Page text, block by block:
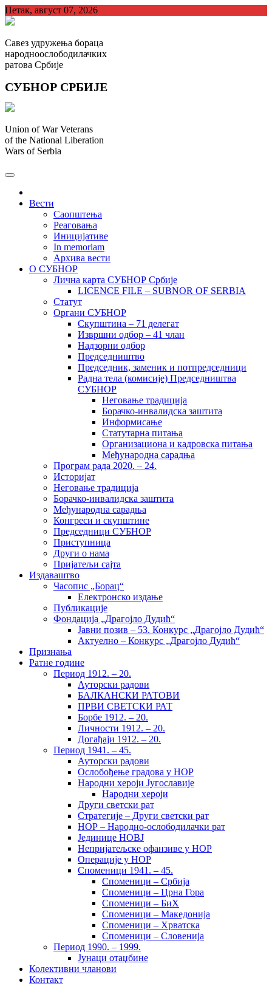
Skip
to
Петак, август 07, 2026
Савез удружења бораца
народноослободилачких
ратова Србије
СУБНОР СРБИЈЕ
Union of War Veterans
of the National Liberation
Wars of Serbia
Вести
Саопштења
Реаговања
Иницијативе
In memoriam
Архива вести
О СУБНОР
Лична карта СУБНОР Србије
LICENCE FILE – SUBNOR OF SERBIA
Статут
Органи СУБНОР
Скупштина – 71 делегат
Извршни одбор – 41 члан
Надзорни одбор
Председништво
Председник, заменик и потпредседници
Радна тела (комисије) Председништва
СУБНОР
Неговање традиција
Борачко-инвалидска заштита
Информисање
Статутарна питања
Организациона и кадровска питања
Међународна сарадња
Програм рада 2020. – 24.
Историјат
Неговање традиција
Борачко-инвалидска заштита
Међународна сарадња
Конгреси и скупштине
Председници СУБНОР
Приступница
Други о нама
Пријатељи сајта
Издаваштво
Часопис „Борац“
Електронско издање
Публикације
Фондација „Драгојло Дудић“
Јавни позив – 53. Конкурс „Драгојло Дудић“
Актуелно – Конкурс „Драгојло Дудић“
Признања
Ратне године
Период 1912. – 20.
Ауторски радови
БАЛКАНСКИ РАТОВИ
ПРВИ СВЕТСКИ РАТ
Борбе 1912. – 20.
Личности 1912. – 20.
Догађаји 1912. – 20.
Период 1941. – 45.
Ауторски радови
Ослобођење градова у НОР
Народни хероји Југославије
Народни хероји
Други светски рат
Стратегије – Други светски рат
НОР – Народно-ослободилачки рат
Јединице НОВЈ
Непријатељске офанзиве у НОР
Операције у НОР
Споменици 1941. – 45.
Споменици – Србија
Споменици – Црна Гора
Споменици – БиХ
Споменици – Македонија
Споменици – Хрватска
Споменици – Словенија
Период 1990. – 1999.
Јунаци отаџбине
Колективни чланови
Контакт